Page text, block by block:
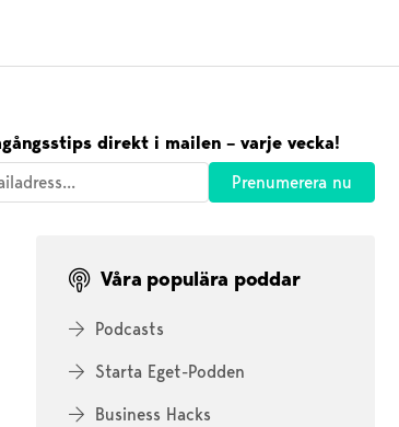
direkt i mailen – varje vecka!
Våra populära poddar
Podcasts
Starta Eget-Podden
Business Hacks